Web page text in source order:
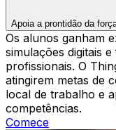
Apoia a prontidão da
Os alunos ganham
simulações digitais
profissionais. O
atingirem metas de
local de trabalho e
competências.
Comece